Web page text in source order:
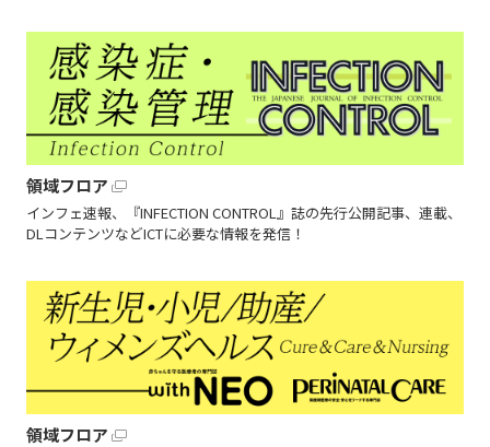
領域フロア
インフェ速報、『INFECTION CONTROL』誌の先行公開記事、連載、
DLコンテンツなどICTに必要な情報を発信！
領域フロア